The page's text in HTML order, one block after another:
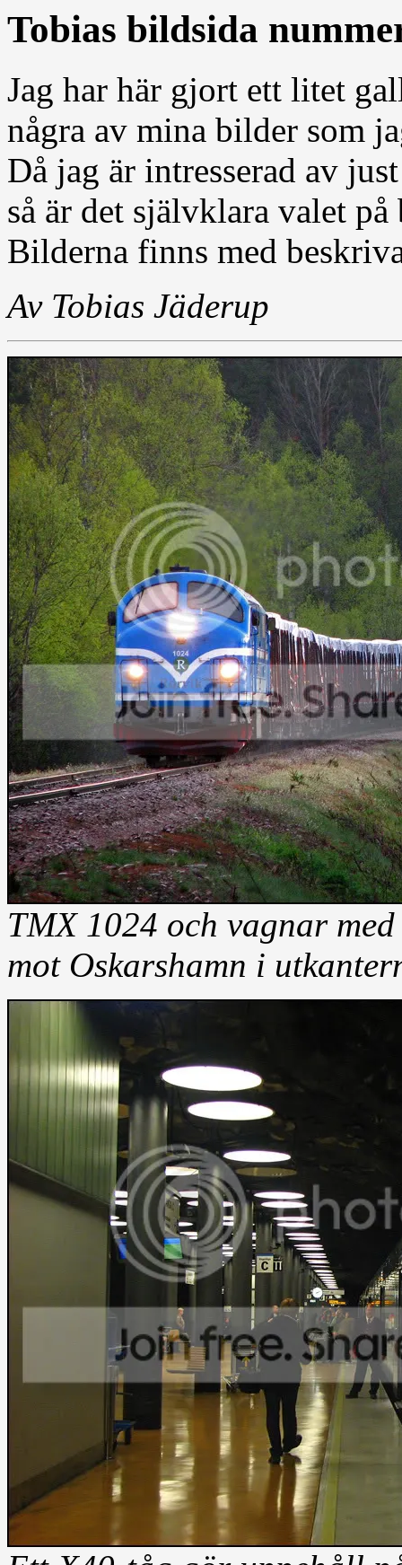
Tobias bildsida
Jag har här gjort ett litet
några av mina bilder som
Då jag är intresserad av
så är det självklara valet
Bilderna finns med
Av Tobias Jäderup
TMX 1024 och vagnar
mot Oskarshamn i